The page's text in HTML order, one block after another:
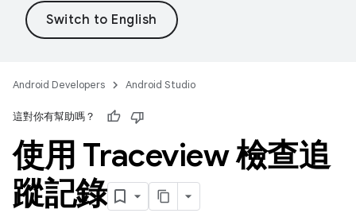
Android Developers Android Studio
這對你有幫助嗎？
使用 Traceview 檢查追
蹤記錄